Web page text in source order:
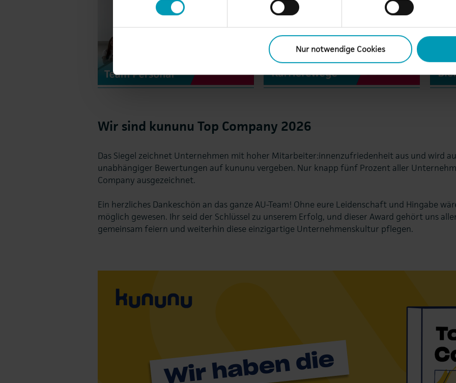
Nur notwendige Cookies
Wir sind kununu Top Company 2026
Das Siegel zeichnet Unternehmen mit hoher Mitarbeiter:innenzufriedenheit aus und wird
unabhängiger Bewertungen auf kununu vergeben. Nur knapp fünf Prozent aller
Company ausgezeichnet.
Ein herzliches Dankeschön an das ganze AU-Team! Ohne eure Leidenschaft und Hingabe
möglich gewesen. Ihr seid der Schlüssel zu unserem Erfolg, und dieser Award gehört uns
gemeinsam feiern und weiterhin diese einzigartige Unternehmenskultur pflegen.